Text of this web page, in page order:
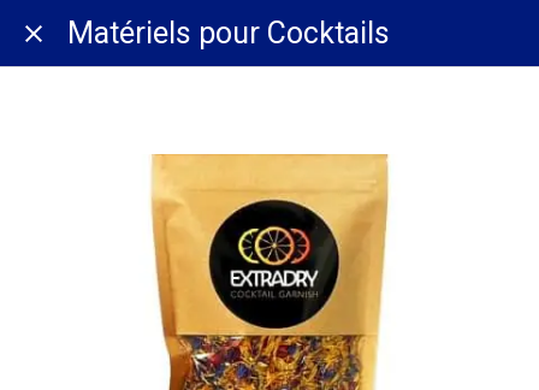
Matériels pour Cocktails